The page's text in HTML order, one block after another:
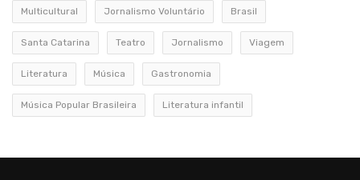
Multicultural Jornalismo Voluntário Brasil
Santa Catarina Teatro Jornalismo Viagem
Literatura Música Gastronomia
Música Popular Brasileira Literatura infantil